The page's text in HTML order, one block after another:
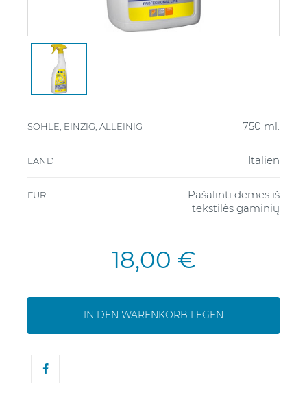
SOHLE, EINZIG, ALLEINIG 750 ml.
LAND Italien
FÜR
Pašalinti dėmes iš
tekstilės gaminių
18,00 €
IN DEN WARENKORB LEGEN